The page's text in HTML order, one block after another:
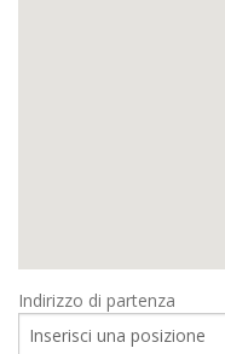
Indirizzo di partenza